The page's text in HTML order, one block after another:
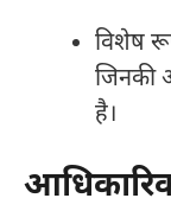
विशेष
जिनकी
है।